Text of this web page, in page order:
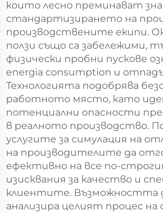
които лесно преминават
стандартизирането на
производствените екипи.
ползи също са забележими,
физически пробни пускове
energia consumption и
Технологията подобрява
работното място, като
потенциални опасности
в реалното производство.
услугите за симулация на
на производителите да
ефективно на все по-
изисквания за качество и
клиентите. Възможността
анализира целият процес на